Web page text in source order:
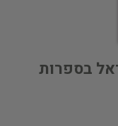
בספרות